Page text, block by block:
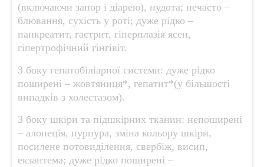
(включаючи запор і діарею), нудота; нечасто –
блювання, сухість у роті; дуже рідко –
панкреатит, гастрит, гіперплазія ясен,
гіпертрофічний гінгівіт.
З боку гепатобіліарної системи: дуже рідко
поширені – жовтяниця*, гепатит*(у більшості
випадків з холестазом).
З боку шкіри та підшкірних тканин: непоширені
– алопеція, пурпура, зміна кольору шкіри,
посилене потовиділення, свербіж, висип,
екзантема; дуже рідко поширені –